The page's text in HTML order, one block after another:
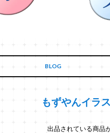
BLOG
もずやんイラ
出品されている商品